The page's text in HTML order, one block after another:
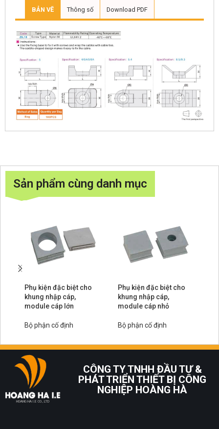
BẢN VẼ Thông số Download PDF
Sản phẩm cùng danh mục
Phụ kiện đặc biệt cho
khung nhập cáp,
module cáp lớn
Bộ phận cố định
Phụ kiện đặc biệt cho
khung nhập cáp,
module cáp nhỏ
Bộ phận cố định
HOANG HA I.E CO., LTD
CÔNG TY TNHH ĐẦU TƯ &
PHÁT TRIỂN THIẾT BỊ CÔNG
NGHIỆP HOÀNG HÀ